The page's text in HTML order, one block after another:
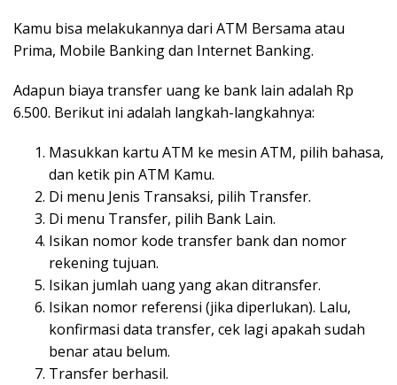
Kamu bisa melakukannya dari ATM Bersama atau
Prima, Mobile Banking dan Internet Banking.
Adapun biaya transfer uang ke bank lain adalah Rp
6.500. Berikut ini adalah langkah-langkahnya:
Masukkan kartu ATM ke mesin ATM, pilih bahasa,
dan ketik pin ATM Kamu.
Di menu Jenis Transaksi, pilih Transfer.
Di menu Transfer, pilih Bank Lain.
Isikan nomor kode transfer bank dan nomor
rekening tujuan.
Isikan jumlah uang yang akan ditransfer.
Isikan nomor referensi (jika diperlukan). Lalu,
konfirmasi data transfer, cek lagi apakah sudah
benar atau belum.
Transfer berhasil.